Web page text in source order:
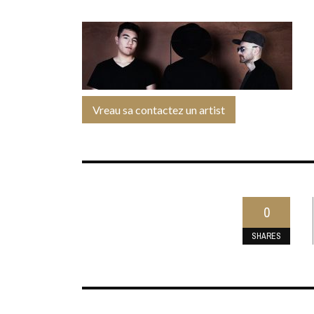
Vreau sa contactez un artist
0
SHARES